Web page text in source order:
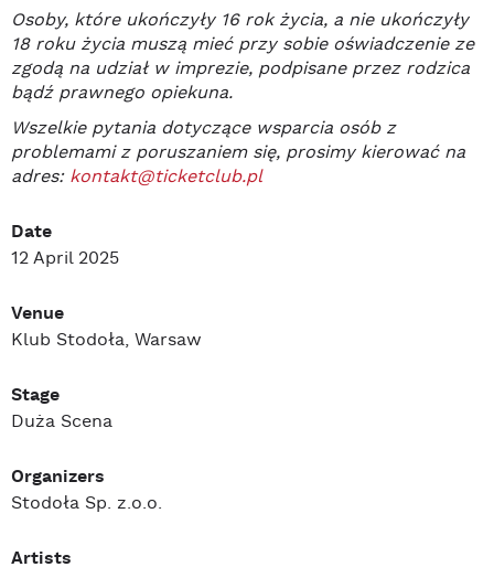
Osoby, które ukończyły 16 rok życia, a nie ukończyły
18 roku życia muszą mieć przy sobie oświadczenie ze
zgodą na udział w imprezie, podpisane przez rodzica
bądź prawnego opiekuna.
Wszelkie pytania dotyczące wsparcia osób z
problemami z poruszaniem się, prosimy kierować na
adres: kontakt@ticketclub.pl
Date
12 April 2025
Venue
Klub Stodoła, Warsaw
Stage
Duża Scena
Organizers
Stodoła Sp. z.o.o.
Artists